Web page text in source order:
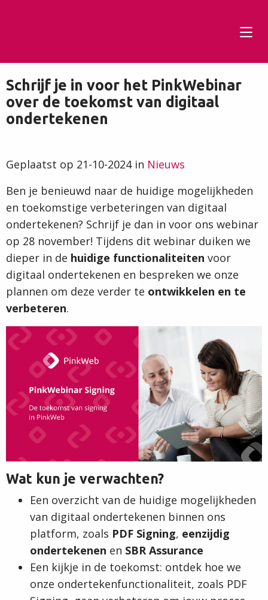
Schrijf je in voor het PinkWebinar
over de toekomst van digitaal
ondertekenen
Geplaatst op 21-10-2024 in Nieuws
Ben je benieuwd naar de huidige mogelijkheden
en toekomstige verbeteringen van digitaal
ondertekenen? Schrijf je dan in voor ons webinar
op 28 november! Tijdens dit webinar duiken we
dieper in de huidige functionaliteiten voor
digitaal ondertekenen en bespreken we onze
plannen om deze verder te ontwikkelen en te
verbeteren.
Wat kun je verwachten?
Een overzicht van de huidige mogelijkheden
van digitaal ondertekenen binnen ons
platform, zoals PDF Signing, eenzijdig
ondertekenen en SBR Assurance
Een kijkje in de toekomst: ontdek hoe we
onze ondertekenfunctionaliteit, zoals PDF